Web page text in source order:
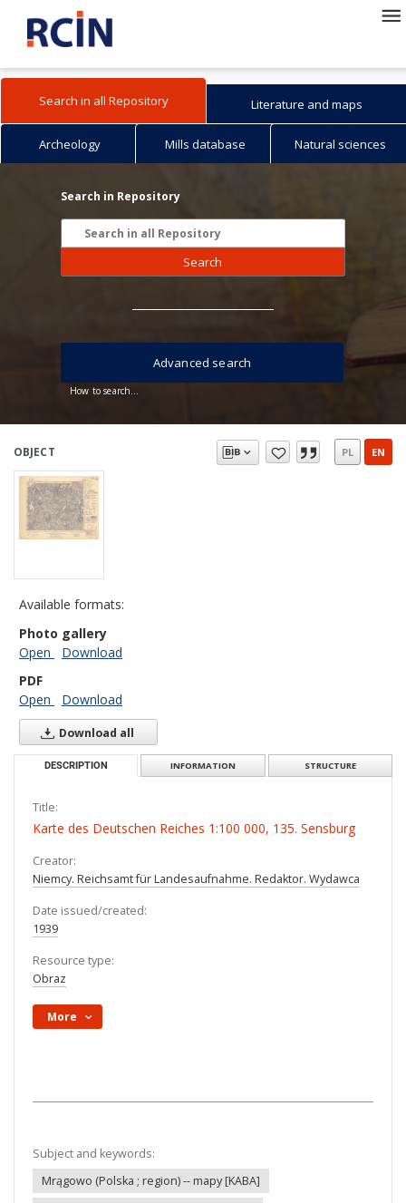
Search in all Repository Literature and maps
Archeology Mills database Natural sciences
Search in Repository
Search
How to search...
Advanced search
OBJECT PL EN
Available formats:
Photo gallery
Open
Download
PDF
Open
Download
Download all
DESCRIPTION INFORMATION STRUCTURE
Title:
Karte des Deutschen Reiches 1:100 000, 135. Sensburg
Creator:
Niemcy. Reichsamt für Landesaufnahme. Redaktor. Wydawca
Date issued/created:
1939
Resource type:
Obraz
More
Subject and keywords:
Mrągowo (Polska ; region) -- mapy [KABA]